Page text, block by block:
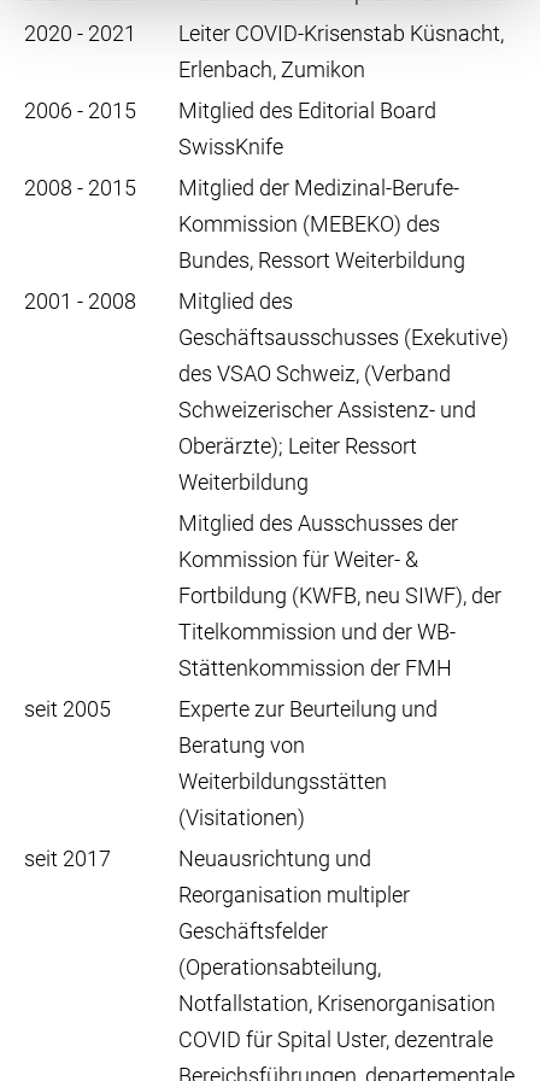
2020 - 2021
Leiter COVID-Krisenstab Küsnacht,
Erlenbach, Zumikon
2006 - 2015
Mitglied des Editorial Board
SwissKnife
2008 - 2015
Mitglied der Medizinal-Berufe-
Kommission (MEBEKO) des
Bundes, Ressort Weiterbildung
2001 - 2008
Mitglied des
Geschäftsausschusses (Exekutive)
des VSAO Schweiz, (Verband
Schweizerischer Assistenz- und
Oberärzte); Leiter Ressort
Weiterbildung
Mitglied des Ausschusses der
Kommission für Weiter- &
Fortbildung (KWFB, neu SIWF), der
Titelkommission und der WB-
Stättenkommission der FMH
seit 2005
Experte zur Beurteilung und
Beratung von
Weiterbildungsstätten
(Visitationen)
seit 2017
Neuausrichtung und
Reorganisation multipler
Geschäftsfelder
(Operationsabteilung,
Notfallstation, Krisenorganisation
COVID für Spital Uster, dezentrale
Bereichsführungen, departementale